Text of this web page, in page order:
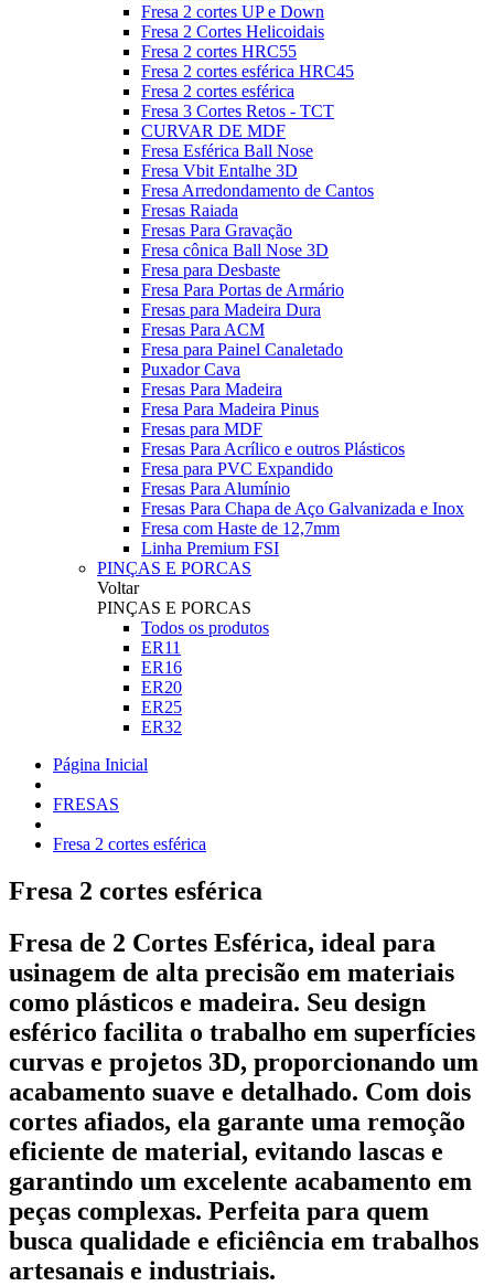
Fresa 2 cortes UP e Down
Fresa 2 Cortes Helicoidais
Fresa 2 cortes HRC55
Fresa 2 cortes esférica HRC45
Fresa 2 cortes esférica
Fresa 3 Cortes Retos - TCT
CURVAR DE MDF
Fresa Esférica Ball Nose
Fresa Vbit Entalhe 3D
Fresa Arredondamento de Cantos
Fresas Raiada
Fresas Para Gravação
Fresa cônica Ball Nose 3D
Fresa para Desbaste
Fresa Para Portas de Armário
Fresas para Madeira Dura
Fresas Para ACM
Fresa para Painel Canaletado
Puxador Cava
Fresas Para Madeira
Fresa Para Madeira Pinus
Fresas para MDF
Fresas Para Acrílico e outros Plásticos
Fresa para PVC Expandido
Fresas Para Alumínio
Fresas Para Chapa de Aço Galvanizada e Inox
Fresa com Haste de 12,7mm
Linha Premium FSI
PINÇAS E PORCAS
Voltar
PINÇAS E PORCAS
Todos os produtos
ER11
ER16
ER20
ER25
ER32
Página Inicial
FRESAS
Fresa 2 cortes esférica
Fresa 2 cortes esférica
Fresa de 2 Cortes Esférica, ideal para
usinagem de alta precisão em materiais
como plásticos e madeira. Seu design
esférico facilita o trabalho em superfícies
curvas e projetos 3D, proporcionando um
acabamento suave e detalhado. Com dois
cortes afiados, ela garante uma remoção
eficiente de material, evitando lascas e
garantindo um excelente acabamento em
peças complexas. Perfeita para quem
busca qualidade e eficiência em trabalhos
artesanais e industriais.